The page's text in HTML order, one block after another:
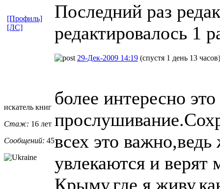
Последний раз
редактировалось 1
[Профиль]
[ЛС]
искатель книг
Стаж: 16 лет
Сообщений: 45
29-Дек-2009 14:19 (спустя 1 день 13 часов)
более интересно
всех это
увлекаются и
Крыму,где я